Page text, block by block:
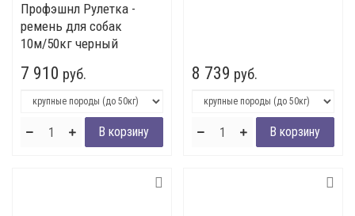
Профэшнл Рулетка -
ремень для собак
10м/50кг черный
7 910 руб. 8 739 руб.